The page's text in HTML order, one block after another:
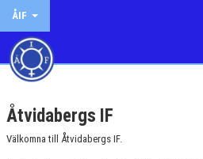
ÅIF
HEM
FÖRENINGEN
Åtvidabergs IF
Välkomna till Åtvidabergs IF.